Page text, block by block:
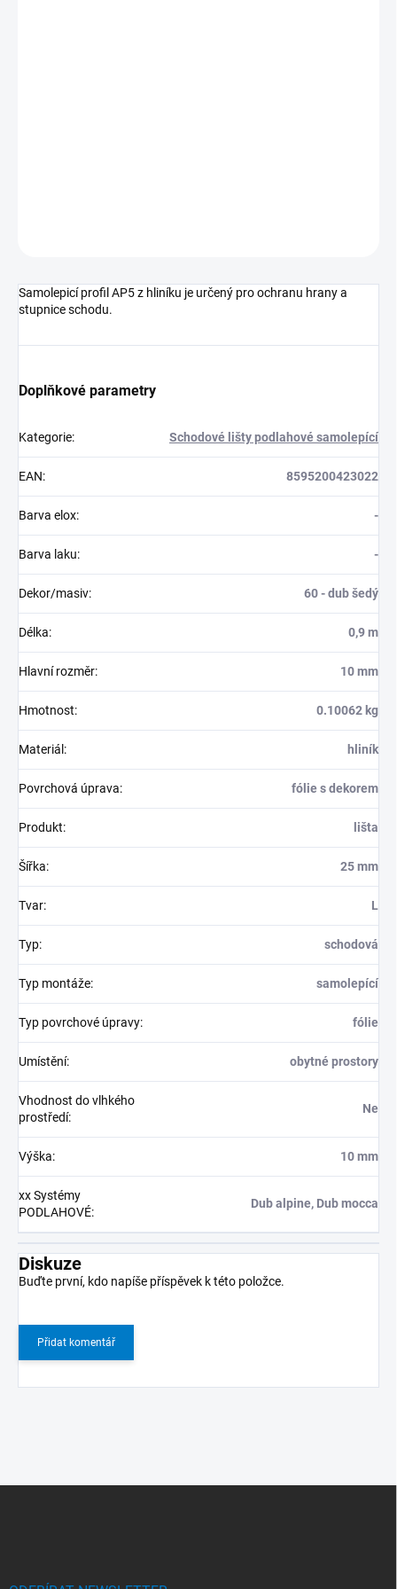
Samolepicí profil AP5 z hliníku je určený pro ochranu hrany a
stupnice schodu.
Doplňkové parametry
Kategorie: Schodové lišty podlahové samolepící
EAN: 8595200423022
Barva elox: -
Barva laku: -
Dekor/masiv: 60 - dub šedý
Délka: 0,9 m
Hlavní rozměr: 10 mm
Hmotnost: 0.10062 kg
Materiál : hliník
Povrchová úprava: fólie s dekorem
Produkt: lišta
Šířka: 25 mm
Tvar: L
Typ: schodová
Typ montáže: samolepící
Typ povrchové úpravy: fólie
Umístění: obytné prostory
Vhodnost do vlhkého
prostředí:
Ne
Výška: 10 mm
xx Systémy
PODLAHOVÉ:
Dub alpine, Dub mocca
Diskuze
Buďte první, kdo napíše příspěvek k této položce.
Přidat komentář